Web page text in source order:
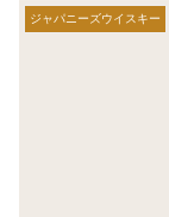
ジャパニーズウイスキー